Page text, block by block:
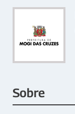
Sobre